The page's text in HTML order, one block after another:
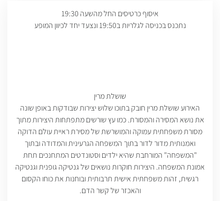
איסוף כרטיסים החל מהשעה 19:30
נתכנס בכניסה לגלריות ב19:50 ונצעד יחד לכיוון המופע
שושלת מרין
האירוע שושלת מרין חובק בתוכו שלוש יצירות שבודקות באופן שונה
את נושא המסירה והמסורת. כמו עץ שורשים מתפתחות היצירות מתוך
מסורת משפחתית עמוקה והמושרשת של מסירת ראיית עולם הדוקה
ואמנותית מדור לדור בתוך המשפחה הגרעינית והמדודה ובתוך
"המשפחה" המורחבת שהיא ילדים וסטונדטים המתחנכים תחת
אמונת המשפחה. היצירות חוקרות נושאים של גנטיקה גופנית וגנטיקה
רגשית, זהות משפחתית אישית תרבותית ובוחנות את כוחו הקסום
והאכזר של קשר הדם.